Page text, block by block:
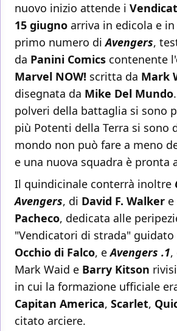
nuovo inizio attende i
15 giugno arriva in edicola e
primo numero diAvengers,
da Panini Comics contenente
Marvel NOW! scritta da Mark
disegnata da Mike Del Mundo
polveri della battaglia si sono
più Potenti della Terra si sono
mondo non può fare a meno
e una nuova squadra è pronta
Il quindicinale conterrà inoltre
Avengers, di David F. Walker e
Pacheco, dedicata alle
"Vendicatori di strada"
Occhio di Falco, eAvengers .1,
Mark Waid e Barry Kitson
in cui la formazione ufficiale
Capitan America, Scarlet,
citato arciere.